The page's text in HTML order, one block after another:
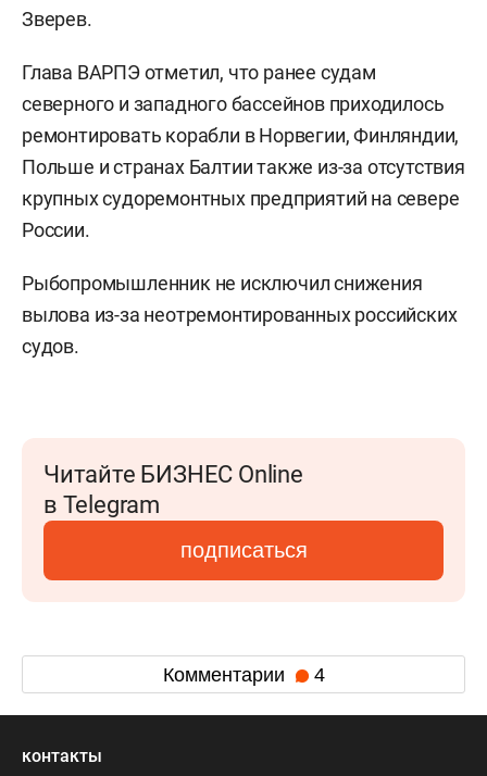
Зверев.
Глава ВАРПЭ отметил, что ранее судам
северного и западного бассейнов приходилось
ремонтировать корабли в Норвегии, Финляндии,
Польше и странах Балтии также из-за отсутствия
крупных судоремонтных предприятий на севере
России.
Рыбопромышленник не исключил снижения
вылова из-за неотремонтированных российских
судов.
Читайте БИЗНЕС Online
в Telegram
подписаться
Комментарии 4
контакты